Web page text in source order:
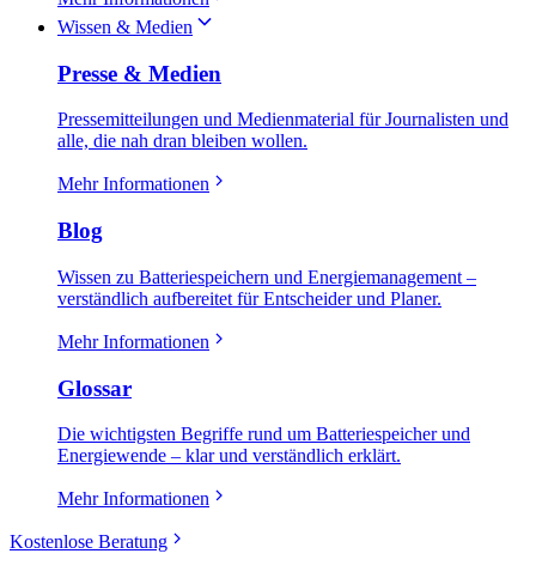
Wissen & Medien
Presse & Medien
Pressemitteilungen und Medienmaterial für Journalisten und
alle, die nah dran bleiben wollen.
Mehr Informationen
Blog
Wissen zu Batteriespeichern und Energiemanagement –
verständlich aufbereitet für Entscheider und Planer.
Mehr Informationen
Glossar
Die wichtigsten Begriffe rund um Batteriespeicher und
Energiewende – klar und verständlich erklärt.
Mehr Informationen
Kostenlose Beratung